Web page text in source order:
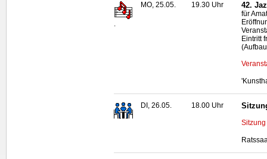
.
MO, 25.05. 19.30 Uhr 42.
für
Eintritt
DI, 26.05. 18.00 Uhr